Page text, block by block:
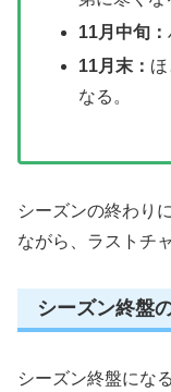
11月中旬：
11月末：
なる。
シーズンの終わり
ながら、ラストチ
シーズン終盤
シーズン終盤にな